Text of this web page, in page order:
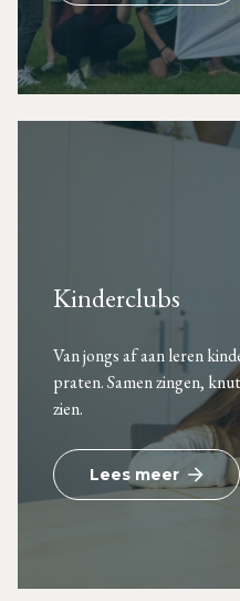
Kinderclubs
Van jongs af aan leren
praten. Samen zingen,
zien.
Lees meer